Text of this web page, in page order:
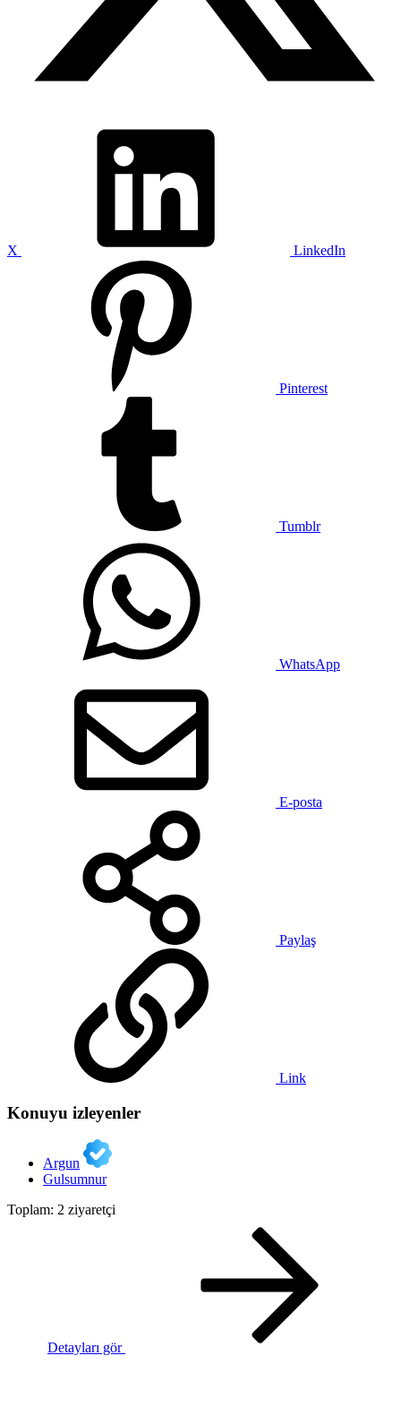
X LinkedIn
Pinterest
Tumblr
WhatsApp
E-posta
Paylaş
Link
Konuyu izleyenler
Argun
Gulsumnur
Toplam: 2 ziyaretçi
Detayları gör